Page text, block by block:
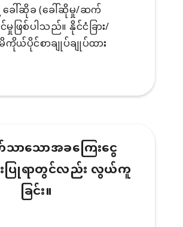
ခေါ်ဆိုခ (ခေါ်ဆိုမှု/ဆက်
ြစ်ပါသည်။ နိုင်ငံခြား/
ယ်ပိုင်စာချုပ်ချုပ်ထား
သာသောအခကြေးငွေ
ပြုရာတွင်လည်း လွယ်ကူ
ခြင်း။